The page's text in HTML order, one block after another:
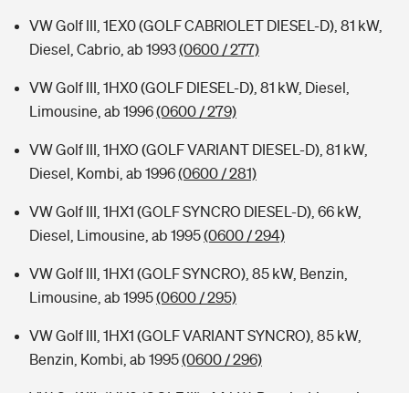
Sie haben Fragen?
Zur Übersicht
Kinderunfall-Check: Mehr Sicherheit für deine Kids
Typklassen: So ist Ihr Auto eingestuft
Sie haben Fragen?
VW Golf III, 1EX0 (GOLF CABRIOLET DIESEL-D), 81 kW,
Diesel, Cabrio, ab 1993(0600 / 277)
VW Golf III, 1HX0 (GOLF DIESEL-D), 81 kW, Diesel,
Limousine, ab 1996(0600 / 279)
VW Golf III, 1HXO (GOLF VARIANT DIESEL-D), 81 kW,
Diesel, Kombi, ab 1996(0600 / 281)
VW Golf III, 1HX1 (GOLF SYNCRO DIESEL-D), 66 kW,
Diesel, Limousine, ab 1995(0600 / 294)
VW Golf III, 1HX1 (GOLF SYNCRO), 85 kW, Benzin,
Limousine, ab 1995(0600 / 295)
VW Golf III, 1HX1 (GOLF VARIANT SYNCRO), 85 kW,
Benzin, Kombi, ab 1995(0600 / 296)